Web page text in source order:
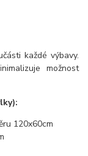
každé výbavy.
možnost
120x60cm